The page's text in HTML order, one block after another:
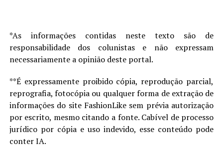
*As informações contidas neste texto são de
responsabilidade dos colunistas e não expressam
necessariamente a opinião deste portal.
**É expressamente proibido cópia, reprodução parcial,
reprografia, fotocópia ou qualquer forma de extração de
informações do site FashionLike sem prévia autorização
por escrito, mesmo citando a fonte. Cabível de processo
jurídico por cópia e uso indevido, esse conteúdo pode
conter IA.